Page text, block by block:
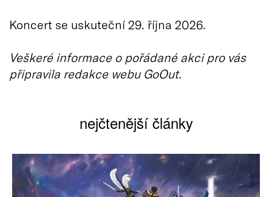
Koncert se uskuteční 29. října 2026.
Veškeré informace o pořádané akci pro vás
připravila redakce webu GoOut.
nejčtenější články